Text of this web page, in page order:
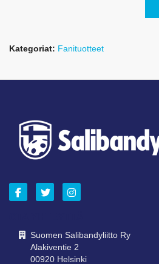
Kategoriat: Fanituotteet
Suomen Salibandyliitto Ry
Alakiventie 2
00920 Helsinki